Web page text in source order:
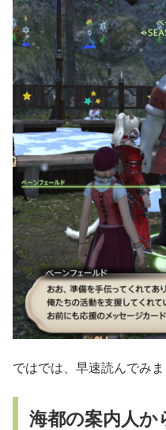
ではでは、早速読んでみま
海都の案内人か